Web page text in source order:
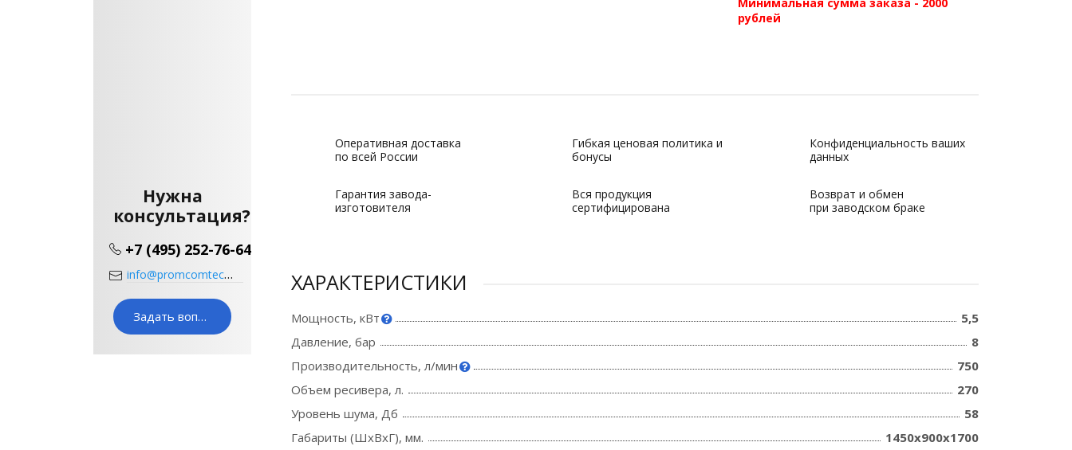
Нужна
консультация?
+7 (495) 252-76-64
info@promcomtech.ru
Задать вопрос
рублей
Оперативная доставка
по всей России
Гибкая ценовая политика и
бонусы
Конфиденциальность ваших
данных
Гарантия завода-
изготовителя
Вся продукция
сертифицирована
Возврат и обмен
при заводском браке
ХАРАКТЕРИСТИКИ
Мощность, кВт
5,5
Давление, бар
8
Производительность, л/мин
750
Объем ресивера, л.
270
Уровень шума, Дб
58
Габариты (ШхВхГ), мм.
1450х900х1700